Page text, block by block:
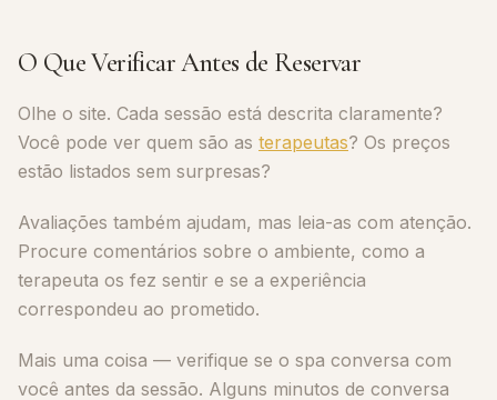
O Que Verificar Antes de Reservar
Olhe o site. Cada sessão está descrita claramente?
Você pode ver quem são as terapeutas? Os preços
estão listados sem surpresas?
Avaliações também ajudam, mas leia-as com atenção.
Procure comentários sobre o ambiente, como a
terapeuta os fez sentir e se a experiência
correspondeu ao prometido.
Mais uma coisa — verifique se o spa conversa com
você antes da sessão. Alguns minutos de conversa